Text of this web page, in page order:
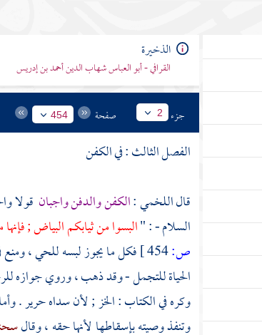
الذخيرة
القرافي - أبو العباس شهاب الدين أحمد بن إدريس
جزء 2 صفحة 454
الفصل الثالث : في الكفن
قالاللخمي:الكفن والدفن واجبان قولا
السلام - : "البسوا من ثيابكم البياض ;
ص:
فكل ما يجوز لبسه للحي ،
الحياة للتجمل - وقد ذهب ، وروي جوازه
وكره في الكتاب : الخز ; لأن سداه حرير .
وتنفذ وصيته بإسقاطها لأنها حقه ، وقال